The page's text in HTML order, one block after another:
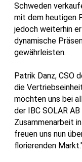
Schweden
mit dem heutigen
jedoch weiterhin
dynamische
gewährleisten.
Patrik Danz, CSO
die
möchten uns bei
der IBC SOLAR
Zusammenarbeit
freuen uns nun
florierenden